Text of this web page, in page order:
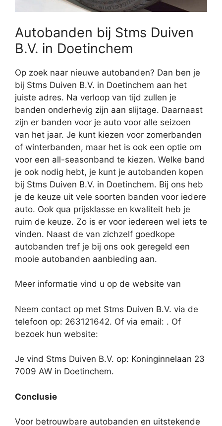
Autobanden bij Stms Duiven
B.V. in Doetinchem
Op zoek naar nieuwe autobanden? Dan ben je
bij Stms Duiven B.V. in Doetinchem aan het
juiste adres. Na verloop van tijd zullen je
banden onderhevig zijn aan slijtage. Daarnaast
zijn er banden voor je auto voor alle seizoen
van het jaar. Je kunt kiezen voor zomerbanden
of winterbanden, maar het is ook een optie om
voor een all-seasonband te kiezen. Welke band
je ook nodig hebt, je kunt je autobanden kopen
bij Stms Duiven B.V. in Doetinchem. Bij ons heb
je de keuze uit vele soorten banden voor iedere
auto. Ook qua prijsklasse en kwaliteit heb je
ruim de keuze. Zo is er voor iedereen wel iets te
vinden. Naast de van zichzelf goedkope
autobanden tref je bij ons ook geregeld een
mooie autobanden aanbieding aan.
Meer informatie vind u op de website van
Neem contact op met Stms Duiven B.V. via de
telefoon op: 263121642. Of via email: . Of
bezoek hun website:
Je vind Stms Duiven B.V. op: Koninginnelaan 23
7009 AW in Doetinchem.
Conclusie
Voor betrouwbare autobanden en uitstekende